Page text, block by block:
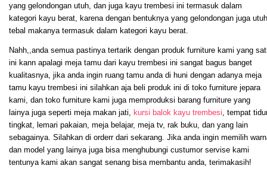
yang gelondongan utuh, dan juga kayu trembesi ini termasuk dalam
kategori kayu berat, karena dengan bentuknya yang gelondongan juga utuh
tebal makanya termasuk dalam kategori kayu berat.
Nahh,,anda semua pastinya tertarik dengan produk furniture kami yang
ini kann apalagi meja tamu dari kayu trembesi ini sangat bagus banget
kualitasnya, jika anda ingin ruang tamu anda di huni dengan adanya meja
tamu kayu trembesi ini silahkan aja beli produk ini di toko furniture jepara
kami, dan toko furniture kami juga memproduksi barang furniture yang
lainya juga seperti meja makan jati, kursi balok kayu trembesi, tempat
tingkat, lemari pakaian, meja belajar, meja tv, rak buku, dan yang lain
sebagainya. Silahkan di orderr dari sekarang. Jika anda ingin memilih
dan model yang lainya juga bisa menghubungi custumor servise kami
tentunya kami akan sangat senang bisa membantu anda, terimakasih!